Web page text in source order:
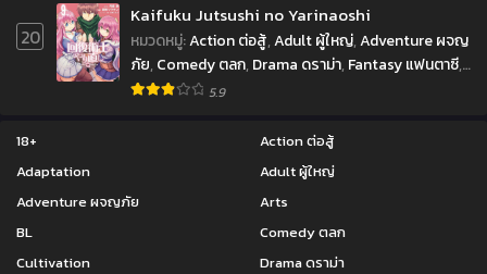
20
Kaifuku Jutsushi no Yarinaoshi
หมวดหมู่:Action ต่อสู้,Adult ผู้ใหญ่,Adventure ผจญ
ภัย, Comedy ตลก, Drama ดราม่า, Fantasy แฟนตาซี,
Harem ฮาเร็ม,Mature ผู้ใหญ่
5.9
18+
Action ต่อสู้
Adaptation
Adult ผู้ใหญ่
Adventure ผจญภัย
Arts
BL
Comedy ตลก
Cultivation
Drama ดราม่า